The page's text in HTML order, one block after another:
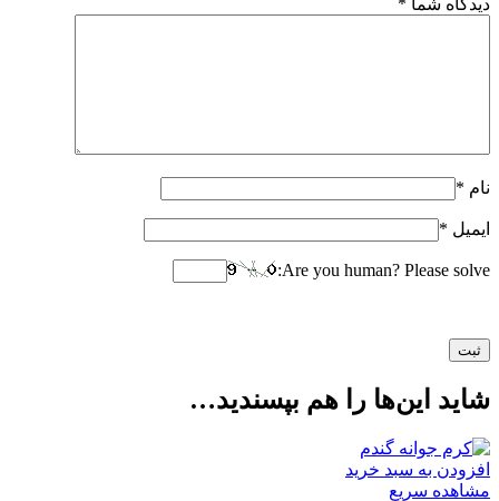
دیدگاه شما *
نام *
ایمیل *
Are you human? Please solve:
شاید این‌ها را هم بپسندید…
افزودن به سبد خرید
مشاهده سریع